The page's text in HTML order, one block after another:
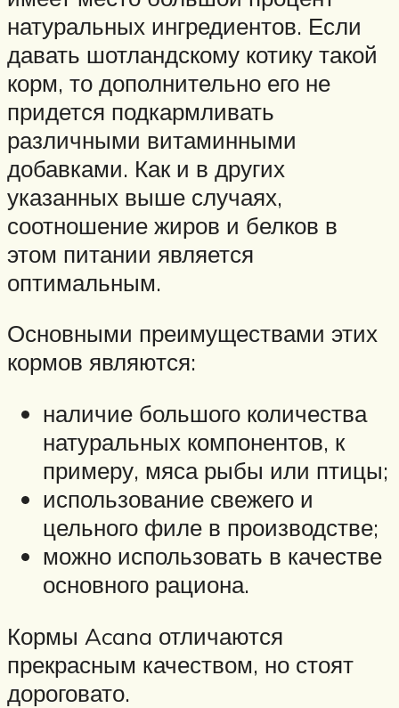
натуральных ингредиентов. Если
давать шотландскому котику такой
корм, то дополнительно его не
придется подкармливать
различными витаминными
добавками. Как и в других
указанных выше случаях,
соотношение жиров и белков в
этом питании является
оптимальным.
Основными преимуществами этих
кормов являются:
наличие большого количества
натуральных компонентов, к
примеру, мяса рыбы или птицы;
использование свежего и
цельного филе в производстве;
можно использовать в качестве
основного рациона.
Кормы Acana отличаются
прекрасным качеством, но стоят
дороговато.